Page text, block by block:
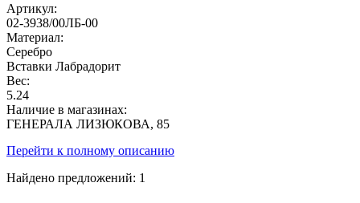
Артикул:
02-3938/00ЛБ-00
Материал:
Серебро
Вставки Лабрадорит
Вес:
5.24
Наличие в магазинах:
ГЕНЕРАЛА ЛИЗЮКОВА, 85
Перейти к полному описанию
Найдено предложений: 1